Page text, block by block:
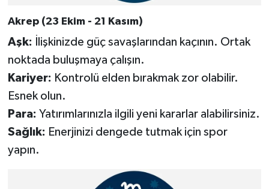
Akrep (23 Ekim - 21 Kasım)
Aşk: İlişkinizde güç savaşlarından kaçının. Ortak
noktada buluşmaya çalışın.
Kariyer: Kontrolü elden bırakmak zor olabilir.
Esnek olun.
Para: Yatırımlarınızla ilgili yeni kararlar alabilirsiniz.
Sağlık: Enerjinizi dengede tutmak için spor
yapın.